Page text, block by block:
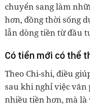
chuyển sang làm
hơn, đồng thời sống
lẫn dòng tiền từ đầu
Có tiền mới có thể
Theo Chi-shi, điều
sau khi nghỉ việc văn
nhiều tiền hơn, mà là